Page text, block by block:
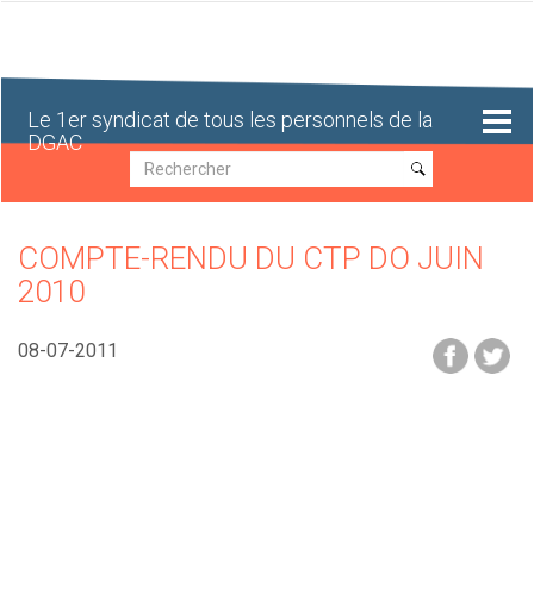
Le 1er syndicat de tous les personnels de la
DGAC
Recherche
Recherche
COMPTE-RENDU DU CTP DO JUIN
2010
08-07-2011